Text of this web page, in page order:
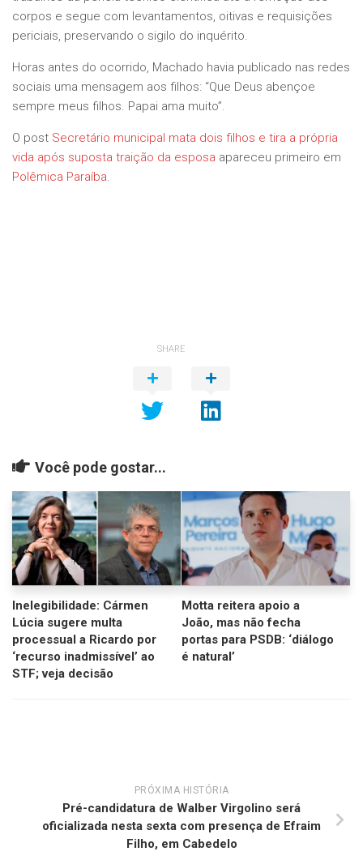
corpos e segue com levantamentos, oitivas e requisições
periciais, preservando o sigilo do inquérito.
Horas antes do ocorrido, Machado havia publicado nas redes
sociais uma mensagem aos filhos: “Que Deus abençoe
sempre meus filhos. Papai ama muito”.
O post Secretário municipal mata dois filhos e tira a própria
vida após suposta traição da esposa apareceu primeiro em
Polêmica Paraíba.
SHARE
Você pode gostar...
Inelegibilidade: Cármen
Lúcia sugere multa
processual a Ricardo por
‘recurso inadmissível’ ao
STF; veja decisão
Motta reitera apoio a
João, mas não fecha
portas para PSDB: ‘diálogo
é natural’
PRÓXIMA HISTÓRIA
Pré-candidatura de Walber Virgolino será
oficializada nesta sexta com presença de Efraim
Filho, em Cabedelo